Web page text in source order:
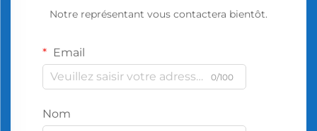
Notre représentant vous contactera bientôt.
Email
0/100
Nom